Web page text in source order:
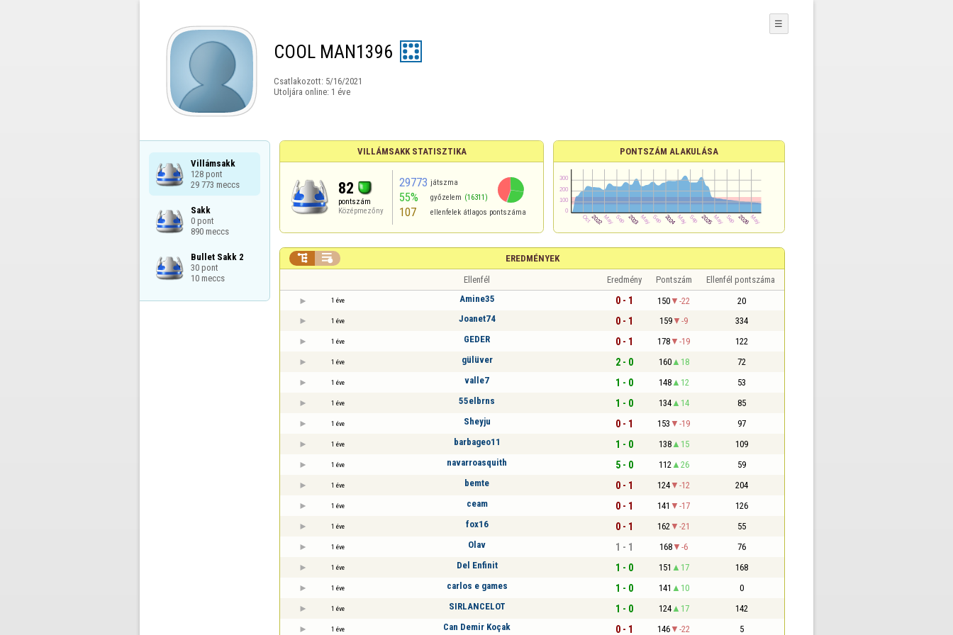
COOL MAN1396
Csatlakozott: 5/16/2021
Utoljára online: 1 éve
☰
Villámsakk
128 pont
29 773 meccs
Sakk
0 pont
890 meccs
Bullet Sakk 2
30 pont
10 meccs
VILLÁMSAKK STATISZTIKA
82
pontszám
Középmezőny
29773 játszma
55% győzelem (16311)
107 ellenfelek átlagos pontszáma
PONTSZÁM ALAKULÁSA
EREDMÉNYEK
 
Ellenfél Eredmény Pontszám Ellenfél pontszáma
1 éve Amine35 0 - 1 150 -22 20
1 éve Joanet74 0 - 1 159 -9 334
1 éve GEDER 0 - 1 178 -19 122
1 éve gülüver 2 - 0 160 18 72
1 éve valle7 1 - 0 148 12 53
1 éve 55elbrns 1 - 0 134 14 85
1 éve Sheyju 0 - 1 153 -19 97
1 éve barbageo11 1 - 0 138 15 109
1 éve navarroasquith 5 - 0 112 26 59
1 éve bemte 0 - 1 124 -12 204
1 éve ceam 0 - 1 141 -17 126
1 éve fox16 0 - 1 162 -21 55
1 éve Olav 1 - 1 168 -6 76
1 éve Del Enfinit 1 - 0 151 17 168
1 éve carlos e games 1 - 0 141 10 0
1 éve SIRLANCELOT 1 - 0 124 17 142
1 éve Can Demir Koçak 0 - 1 146 -22 5